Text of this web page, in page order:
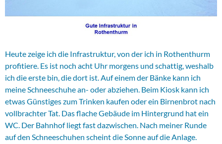
Heute zeige ich die Infrastruktur, von der ich in Rothenthurm
profitiere. Es ist noch acht Uhr morgens und schattig, weshalb
ich die erste bin, die dort ist. Auf einem der Bänke kann ich
meine Schneeschuhe an- oder abziehen. Beim Kiosk kann ich
etwas Günstiges zum Trinken kaufen oder ein Birnenbrot nach
vollbrachter Tat. Das flache Gebäude im Hintergrund hat ein
WC. Der Bahnhof liegt fast dazwischen. Nach meiner Runde
auf den Schneeschuhen scheint die Sonne auf die Anlage.